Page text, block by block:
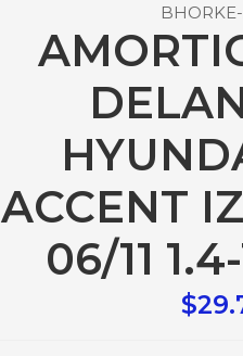
ACCENT
06/11